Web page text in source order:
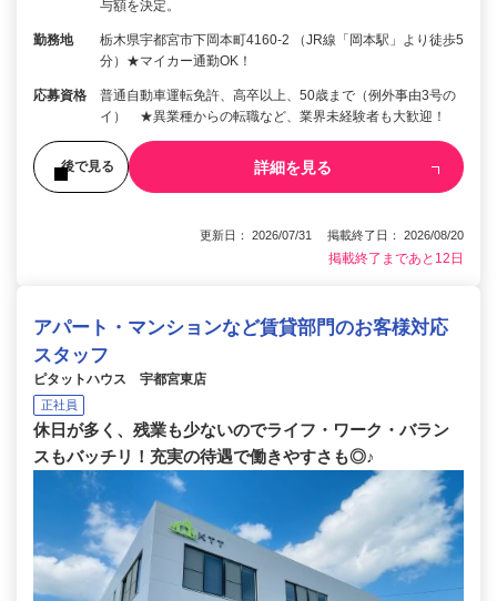
与額を決定。
勤務地
栃木県宇都宮市下岡本町4160-2 （JR線「岡本駅」より徒歩5
分）★マイカー通勤OK！
応募資格
普通自動車運転免許、高卒以上、50歳まで（例外事由3号の
イ） ★異業種からの転職など、業界未経験者も大歓迎！
後で見る 詳細を見る
更新日： 2026/07/31 掲載終了日： 2026/08/20
掲載終了まであと12日
アパート・マンションなど賃貸部門のお客様対応
スタッフ
ピタットハウス 宇都宮東店
正社員
休日が多く、残業も少ないのでライフ・ワーク・バラン
スもバッチリ！充実の待遇で働きやすさも◎♪